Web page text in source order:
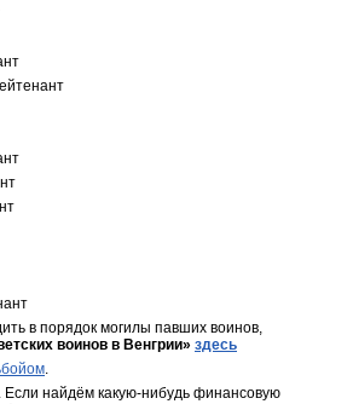
в порядок могилы павших воинов,
воинов в Венгрии» здесь
.
найдём какую-нибудь финансовую